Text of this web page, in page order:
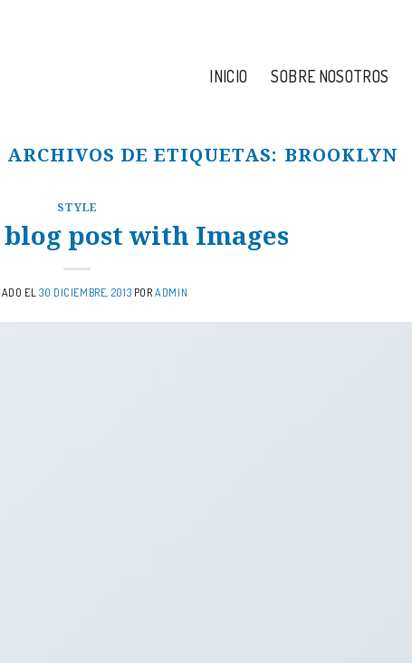
INICIO SOBRE NOSOTROS
ARCHIVOS DE ETIQUETAS: BROOKLYN
STYLE
blog post with Images
EL30 DICIEMBRE, 2013 PORADMIN